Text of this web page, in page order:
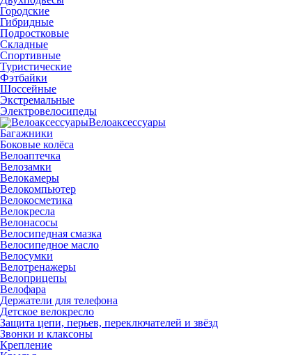
Городские
Гибридные
Подростковые
Складные
Спортивные
Туристические
Фэтбайки
Шоссейные
Экстремальные
Электровелосипеды
Велоаксессуары
Багажники
Боковые колёса
Велоаптечка
Велозамки
Велокамеры
Велокомпьютер
Велокосметика
Велокресла
Велонасосы
Велосипедная смазка
Велосипедное масло
Велосумки
Велотренажеры
Велоприцепы
Велофара
Держатели для телефона
Детское велокресло
Защита цепи, перьев, переключателей и звёзд
Звонки и клаксоны
Крепление